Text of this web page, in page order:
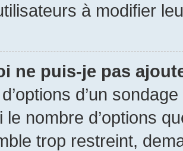
à modifier
ne puis-je pas
d’un
le nombre d’options
trop restreint,